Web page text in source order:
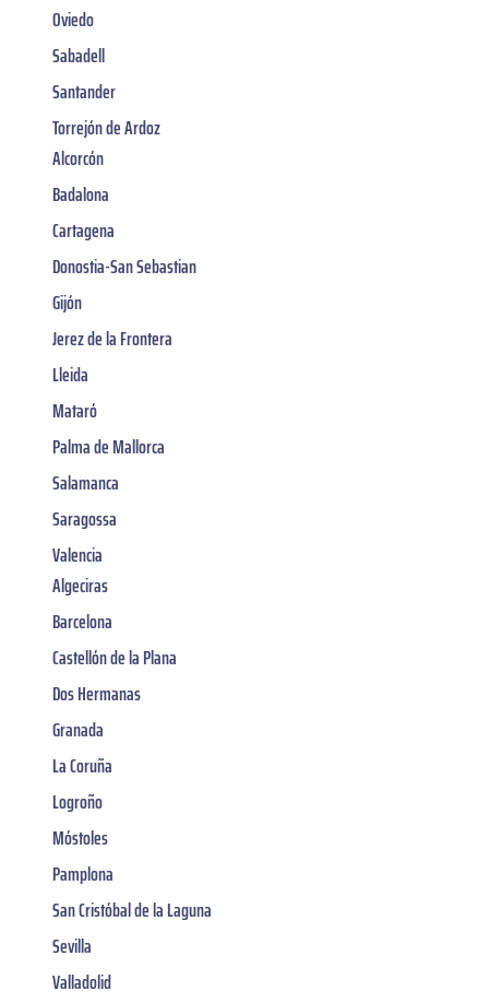
Oviedo
Sabadell
Santander
Torrejón de Ardoz
Alcorcón
Badalona
Cartagena
Donostia-San Sebastian
Gijón
Jerez de la Frontera
Lleida
Mataró
Palma de Mallorca
Salamanca
Saragossa
Valencia
Algeciras
Barcelona
Castellón de la Plana
Dos Hermanas
Granada
La Coruña
Logroño
Móstoles
Pamplona
San Cristóbal de la Laguna
Sevilla
Valladolid